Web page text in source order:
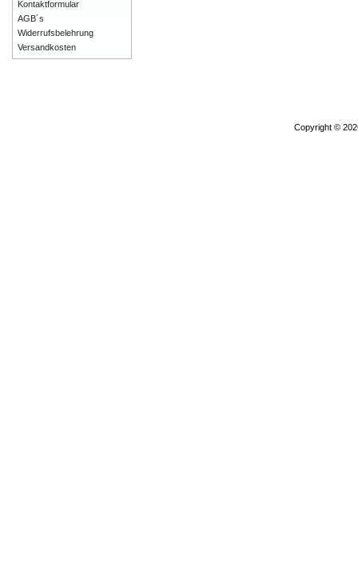
Kontaktformular
AGB´s
Widerrufsbelehrung
Versandkosten
Copyright ©